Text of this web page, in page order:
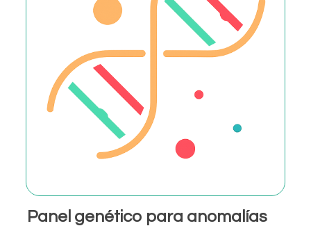
Panel genético para anomalías